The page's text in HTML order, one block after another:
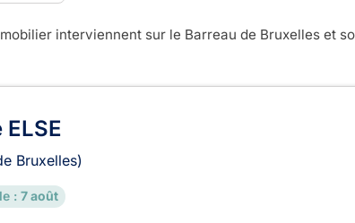
interviennent sur le Barreau de Bruxelles et
à Bruxelles
Bruxelles)
: 7 août